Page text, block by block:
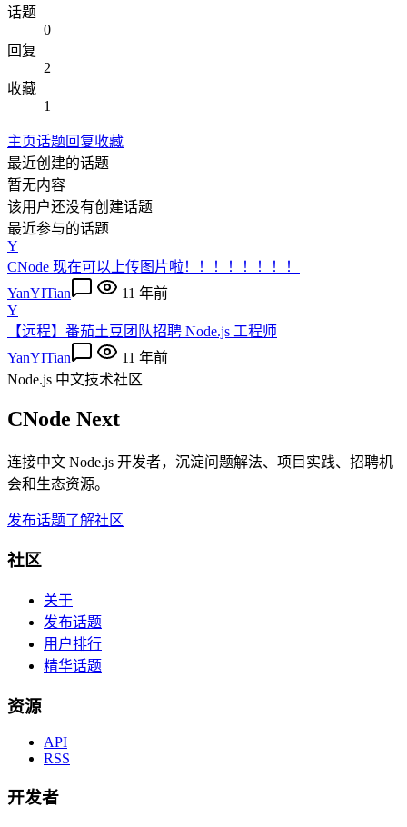
话题
0
回复
2
收藏
1
主页话题回复收藏
最近创建的话题
暂无内容
该用户还没有创建话题
最近参与的话题
Y
CNode 现在可以上传图片啦！！！！！！！！
YanYITian
11 年前
Y
【远程】番茄土豆团队招聘 Node.js 工程师
YanYITian
11 年前
Node.js 中文技术社区
CNode Next
连接中文 Node.js 开发者，沉淀问题解法、项目实践、招聘机
会和生态资源。
发布话题了解社区
社区
关于
发布话题
用户排行
精华话题
资源
API
RSS
开发者